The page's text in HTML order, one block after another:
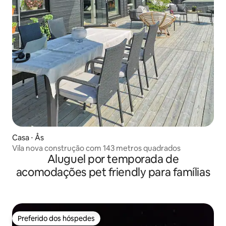
Casa ⋅ Ås
Vila nova construção com 143 metros quadrados
Aluguel por temporada de
acomodações pet friendly para famílias
Preferido dos hóspedes
Preferido dos hóspedes